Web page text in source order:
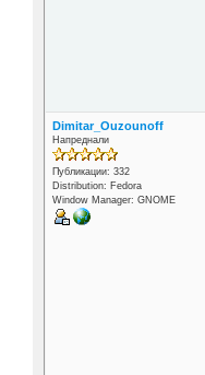
Dimitar_Ouzounoff
Напреднали
Публикации: 332
Distribution: Fedora
Window Manager: GNOME